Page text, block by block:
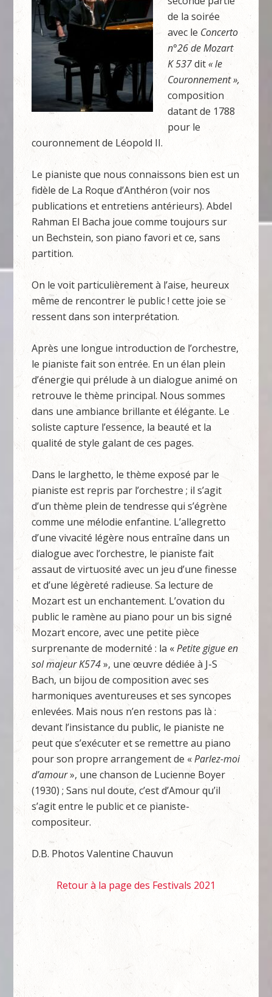
de la soirée
avec le Concerto
n°26 de Mozart
K 537dit« le
Couronnement »,
composition
datant de 1788
pour le
couronnement de Léopold II.
Le pianiste que nous connaissons bien est un
fidèle de La Roque d’Anthéron (voir nos
publications et entretiens antérieurs). Abdel
Rahman El Bacha joue comme toujours sur
un Bechstein, son piano favori et ce, sans
partition.
On le voit particulièrement à l’aise, heureux
même de rencontrer le public ! cette joie se
ressent dans son interprétation.
Après une longue introduction de l’orchestre,
le pianiste fait son entrée. En un élan plein
d’énergie qui prélude à un dialogue animé on
retrouve le thème principal. Nous sommes
dans une ambiance brillante et élégante. Le
soliste capture l’essence, la beauté et la
qualité de style galant de ces pages.
Dans le larghetto, le thème exposé par le
pianiste est repris par l’orchestre ; il s’agit
d’un thème plein de tendresse qui s’égrène
comme une mélodie enfantine. L’allegretto
d’une vivacité légère nous entraîne dans un
dialogue avec l’orchestre, le pianiste fait
assaut de virtuosité avec un jeu d’une finesse
et d’une légèreté radieuse. Sa lecture de
Mozart est un enchantement. L’ovation du
public le ramène au piano pour un bis signé
Mozart encore, avec une petite pièce
surprenante de modernité : la «Petite gigue en
sol majeur K574», une œuvre dédiée à J-S
Bach, un bijou de composition avec ses
harmoniques aventureuses et ses syncopes
enlevées. Mais nous n’en restons pas là :
devant l’insistance du public, le pianiste ne
peut que s’exécuter et se remettre au piano
pour son propre arrangement de «Parlez-moi
d’amour», une chanson de Lucienne Boyer
(1930) ; Sans nul doute, c’est d’Amour qu’il
s’agit entre le public et ce pianiste-
compositeur.
D.B. Photos Valentine Chauvun
Retour à la page des Festivals 2021